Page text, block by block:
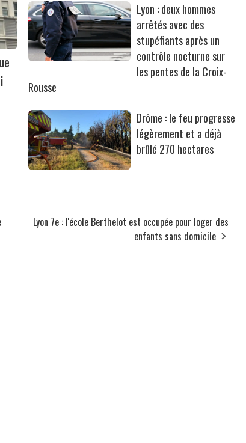
Lyon : deux hommes
arrêtés avec des
stupéfiants après un
contrôle nocturne sur
les pentes de la Croix-
Rousse
Drôme : le feu progresse
légèrement et a déjà
brûlé 270 hectares
Lyon 7e : l'école Berthelot est occupée pour loger des
enfants sans domicile